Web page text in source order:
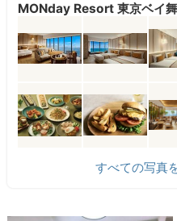
MONday Resort 東京ベイ
すべての写真